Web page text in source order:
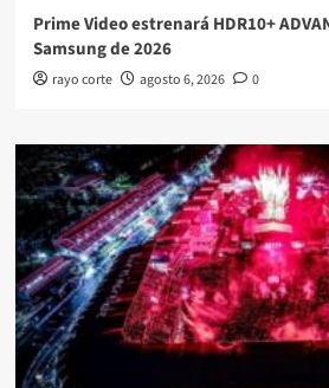
Prime Video estrenará HDR10+
Samsung de 2026
rayo corte agosto 6, 2026 0